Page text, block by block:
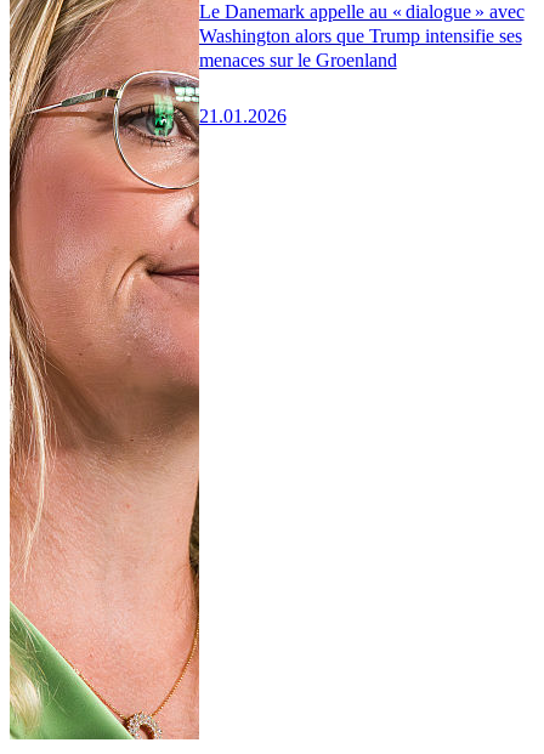
Le Danemark appelle au « dialogue » avec
Washington alors que Trump intensifie ses
menaces sur le Groenland
21.01.2026